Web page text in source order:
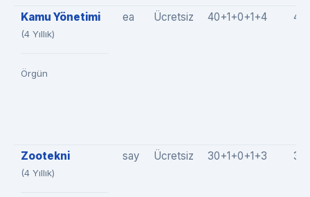
Kamu Yönetimi
(4 Yıllık)
Örgün
ea Ücretsiz 40+1+0+1+4
Zootekni
(4 Yıllık)
say Ücretsiz 30+1+0+1+3